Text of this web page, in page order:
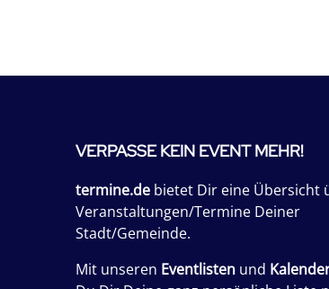
VERPASSE KEIN EVENT MEHR!
termine.de bietet Dir eine Übersicht
Veranstaltungen/Termine Deiner
Stadt/Gemeinde.
Mit unseren Eventlisten und